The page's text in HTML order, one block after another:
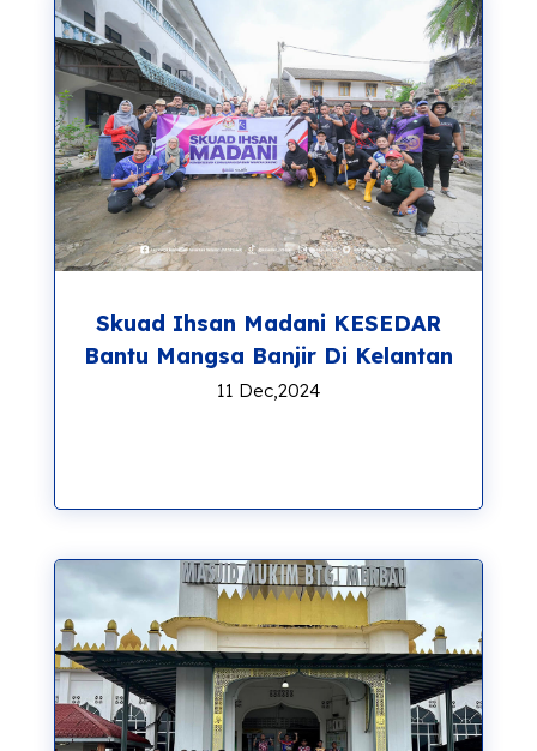
Skuad Ihsan Madani KESEDAR
Bantu Mangsa Banjir Di Kelantan
11 Dec,2024